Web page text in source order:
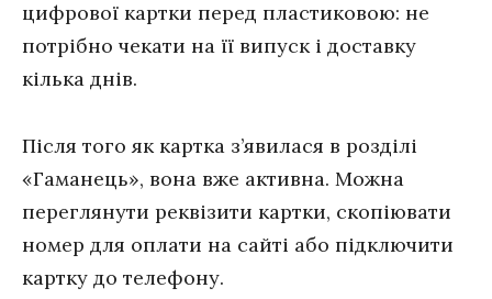
цифрової картки перед пластиковою: не
потрібно чекати на її випуск і доставку
кілька днів.
Після того як картка з’явилася в розділі
«Гаманець», вона вже активна. Можна
переглянути реквізити картки, скопіювати
номер для оплати на сайті або підключити
картку до телефону.